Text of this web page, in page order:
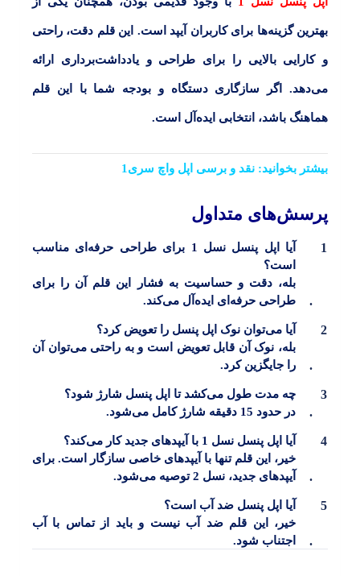
بهترین گزینه‌ها برای کاربران آیپد است. این قلم دقت، راحتی
و کارایی بالایی را برای طراحی و یادداشت‌برداری ارائه
می‌دهد. اگر سازگاری دستگاه و بودجه شما با این قلم
هماهنگ باشد، انتخابی ایده‌آل است.
بیشتر بخوانید: نقد و‌ برسی اپل واچ سری1
پرسش‌های متداول
آیا اپل پنسل نسل 1 برای طراحی حرفه‌ای مناسب
است؟
بله، دقت و حساسیت به فشار این قلم آن را برای
طراحی حرفه‌ای ایده‌آل می‌کند.
آیا می‌توان نوک اپل پنسل را تعویض کرد؟
بله، نوک آن قابل تعویض است و به راحتی می‌توان آن
را جایگزین کرد.
چه مدت طول می‌کشد تا اپل پنسل شارژ شود؟
در حدود 15 دقیقه شارژ کامل می‌شود.
آیا اپل پنسل نسل 1 با آیپدهای جدید کار می‌کند؟
خیر، این قلم تنها با آیپدهای خاصی سازگار است. برای
آیپدهای جدید، نسل 2 توصیه می‌شود.
آیا اپل پنسل ضد آب است؟
خیر، این قلم ضد آب نیست و باید از تماس با آب
اجتناب شود.